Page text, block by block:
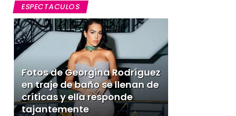
ESPECTACULOS
Fotos de Georgina Rodríguez
en traje de baño se llenan de
críticas y ella responde
tajantemente